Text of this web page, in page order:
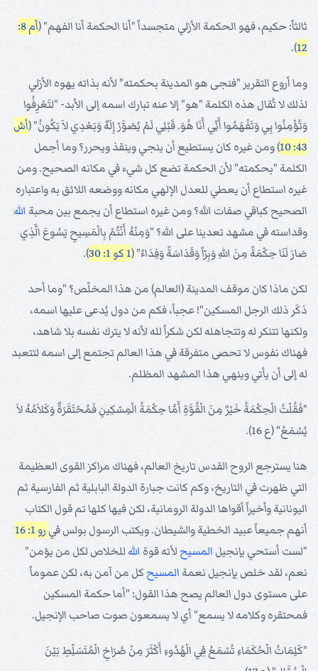
ثالثاً: حكيم، فهو الحكمة الأزلي متجسداً "أنا الحكمة أنا الفهم" (
أم 8:
12
).
وما أروع التقرير "فنجى هو المدينة بحكمته" لأنه بذاته يهوه الأزلي
لذلك لا تُقال هذه الكلمة "هو" إلا عنه تبارك اسمه إلى الأبد- "لتَعْرِفُوا
وَتُؤْمِنُوا بِي وَتَفْهَمُوا أَنِّي أَنَا هُوَ. قَبْلِي لَمْ يُصَوَّرْ إِلَهٌ وَبَعْدِي لاَ يَكُونُ" (أش
43: 10
) ومن غيره كان يستطيع أن ينجي وينقذ ويحرر؟ وما أجمل
الكلمة "بحكمته" لأن الحكمة تضع كل شيء في مكانه الصحيح. ومن
غيره استطاع أن يعطي للعدل الإلهي مكانه ووضعه اللائق به واعتباره
الصحيح كباقي صفات الله؟ ومن غيره استطاع أن يجمع بين محبة الله
وقداسته في مشهد تعدينا على الله؟ "وَمِنْهُ أَنْتُمْ بِالْمَسِيحِ يَسُوعَ الَّذِي
صَارَ لَنَا حِكْمَةً مِنَ اللهِ وَبِرّاً وَقَدَاسَةً وَفِدَاءً" (1 كو 1: 30 ).
لكن ماذا كان موقف المدينة (العالم) من هذا المخلّص؟ "وما أحد
ذكَر ذلك الرجل المسكين"! عجباً، فكم من دول يُدعى عليها اسمه،
ولكنها تتنكر له وتتجاهله لكن شكراً لله لأنه لا يترك نفسه بلا شاهد،
فهناك نفوس لا تحصى متفرقة في هذا العالم تجتمع إلى اسمه لتتعبد
له إلى أن يأتي وينهي هذا المشهد المظلم.
"فَقُلْتُ الْحِكْمَةُ خَيْرٌ مِنَ الْقُوَّةِ أَمَّا حِكْمَةُ الْمِسْكِينِ فَمُحْتَقَرَةٌ وَكَلاَمُهُ لاَ
يُسْمَعُ" (ع 16).
هنا يسترجع الروح القدس تاريخ العالم، فهناك مراكز القوى العظيمة
التي ظهرت في التاريخ، وكم كانت جبارة الدولة البابلية ثم الفارسية ثم
اليونانية وأخيراً أقواها الدولة الرومانية، لكن فيها كلها تم قول الكتاب
أنهم جميعاً عبيد الخطية والشيطان. ويكتب الرسول بولس في رو 1: 16
"لست أستحي بإنجيل المسيحلأته قوة الله للخلاص لكل من يؤمن"
نعم، لقد خلص بإنجيل نعمة المسيح كل من آمن به، لكن عموماً
على مستوى دول العالم يصح هذا القول: "أما حكمة المسكين
فمحتقره وكلامه لا يسمع" أي لا يسمعون صوت صاحب الإنجيل.
"كَلِمَاتُ الْحُكَمَاءِ تُسْمَعُ فِي الْهُدُوءِ أَكْثَرَ مِنْ صُرَاخِ الْمُتَسَلِّطِ بَيْنَ